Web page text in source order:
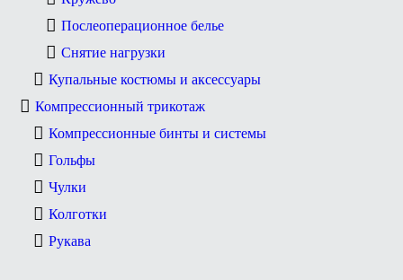
Послеоперационное белье
Снятие нагрузки
Купальные костюмы и аксессуары
Компрессионный трикотаж
Компрессионные бинты и системы
Гольфы
Чулки
Колготки
Рукава